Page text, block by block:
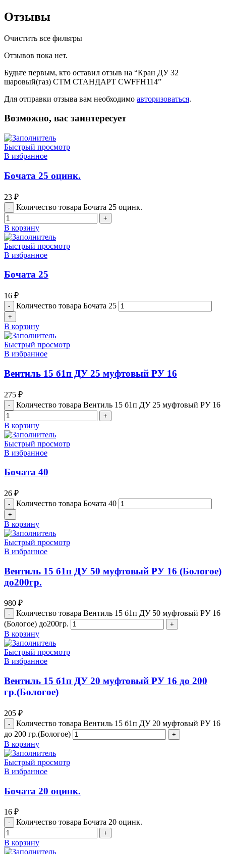
Отзывы
Очистить все фильтры
Отзывов пока нет.
Будьте первым, кто оставил отзыв на “Кран ДУ 32
шаровый(газ) СТМ СТАНДАРТ CWFFH114”
Для отправки отзыва вам необходимо авторизоваться.
Возможно, вас заинтересует
Быстрый просмотр
В избранное
Бочата 25 оцинк.
23 ₽
Количество товара Бочата 25 оцинк.
В корзину
Быстрый просмотр
В избранное
Бочата 25
16 ₽
Количество товара Бочата 25
В корзину
Быстрый просмотр
В избранное
Вентиль 15 б1п ДУ 25 муфтовый РУ 16
275 ₽
Количество товара Вентиль 15 б1п ДУ 25 муфтовый РУ 16
В корзину
Быстрый просмотр
В избранное
Бочата 40
26 ₽
Количество товара Бочата 40
В корзину
Быстрый просмотр
В избранное
Вентиль 15 б1п ДУ 50 муфтовый РУ 16 (Бологое)
до200гр.
980 ₽
Количество товара Вентиль 15 б1п ДУ 50 муфтовый РУ 16
(Бологое) до200гр.
В корзину
Быстрый просмотр
В избранное
Вентиль 15 б1п ДУ 20 муфтовый РУ 16 до 200
гр.(Бологое)
205 ₽
Количество товара Вентиль 15 б1п ДУ 20 муфтовый РУ 16
до 200 гр.(Бологое)
В корзину
Быстрый просмотр
В избранное
Бочата 20 оцинк.
16 ₽
Количество товара Бочата 20 оцинк.
В корзину